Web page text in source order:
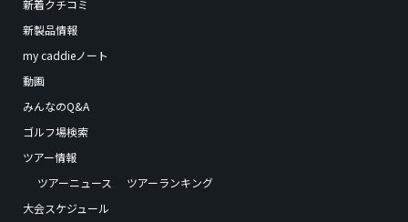
新着クチコミ
新製品情報
my caddieノート
動画
みんなのQ&A
ゴルフ場検索
ツアー情報
ツアーニュース
ツアーランキング
大会スケジュール